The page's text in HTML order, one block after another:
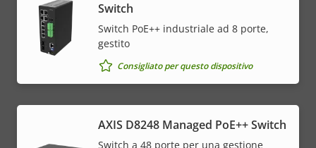
Switch
Switch PoE++ industriale ad 8 porte,
gestito
Consigliato per questo dispositivo
AXIS D8248 Managed PoE++ Switch
Switch a 48 porte per una gestione